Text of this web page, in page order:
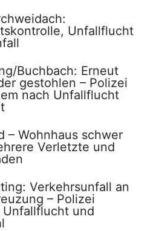
Unfallflucht
Buchbach: Erneut
gestohlen – Polizei
nach Unfallflucht
– Wohnhaus schwer
Verletzte und
Verkehrsunfall an
– Polizei
und